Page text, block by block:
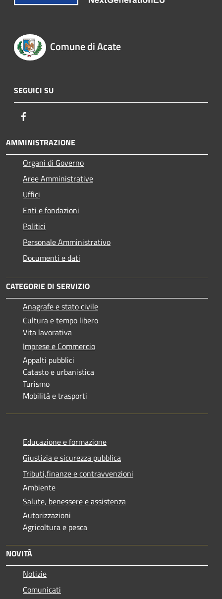
Comune di Acate
SEGUICI SU
AMMINISTRAZIONE
Organi di Governo
Aree Amministrative
Uffici
Enti e fondazioni
Politici
Personale Amministrativo
Documenti e dati
CATEGORIE DI SERVIZIO
Anagrafe e stato civile
Cultura e tempo libero
Vita lavorativa
Imprese e Commercio
Appalti pubblici
Catasto e urbanistica
Turismo
Mobilità e trasporti
Educazione e formazione
Giustizia e sicurezza pubblica
Tributi,finanze e contravvenzioni
Ambiente
Salute, benessere e assistenza
Autorizzazioni
Agricoltura e pesca
NOVITÀ
Notizie
Comunicati